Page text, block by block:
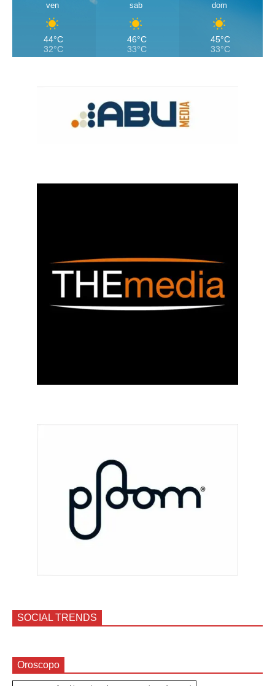
ven
44°C
32°C
sab
46°C
33°C
dom
45°C
33°C
SOCIAL TRENDS
Oroscopo